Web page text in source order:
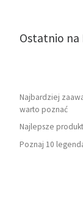
Ostatnio na
Najbardziej
warto poznać
Najlepsze
Poznaj 10